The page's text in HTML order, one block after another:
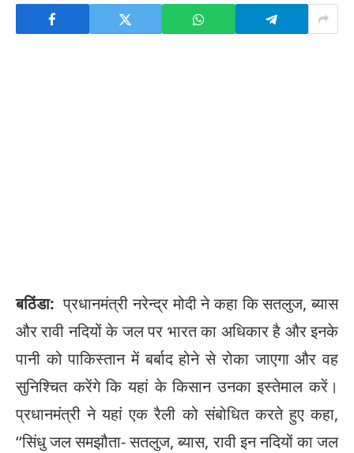
बठिंडा: प्रधानमंत्री नरेन्द्र मोदी ने कहा कि सतलुज, ब्यास
और रावी नदियों के जल पर भारत का अधिकार है और इनके
पानी को पाकिस्तान में बर्बाद होने से रोका जाएगा और वह
सुनिश्चित करेंगे कि यहां के किसान उनका इस्तेमाल करें।
प्रधानमंत्री ने यहां एक रैली को संबोधित करते हुए कहा,
‘‘सिंधु जल समझौता- सतलुज, ब्यास, रावी इन नदियों का जल